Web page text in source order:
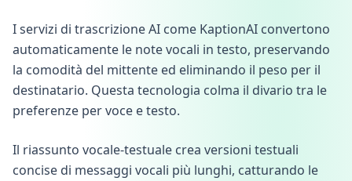
I servizi di trascrizione AI come KaptionAI convertono
automaticamente le note vocali in testo, preservando
la comodità del mittente ed eliminando il peso per il
destinatario. Questa tecnologia colma il divario tra le
preferenze per voce e testo.
Il riassunto vocale-testuale crea versioni testuali
concise di messaggi vocali più lunghi, catturando le